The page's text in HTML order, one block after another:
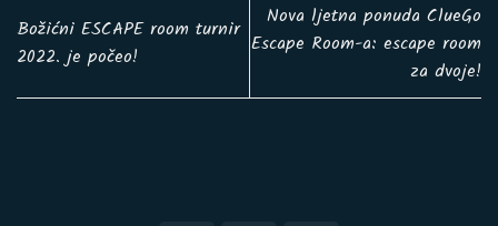
Božićni ESCAPE room turnir
2022. je počeo!
Nova ljetna ponuda ClueGo
Escape Room-a: escape room
za dvoje!